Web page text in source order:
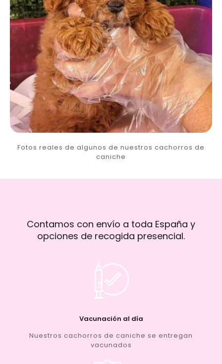
Fotos reales de algunos de nuestros cachorros de
caniche
Contamos con envío a toda España y
opciones de recogida presencial.
Vacunación al día
Nuestros cachorros de caniche se entregan
vacunados